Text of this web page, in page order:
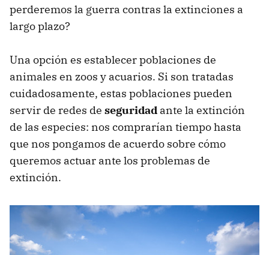
perderemos la guerra contras la extinciones a
largo plazo?
Una opción es establecer poblaciones de
animales en zoos y acuarios. Si son tratadas
cuidadosamente, estas poblaciones pueden
servir de redes de seguridad ante la extinción
de las especies: nos comprarían tiempo hasta
que nos pongamos de acuerdo sobre cómo
queremos actuar ante los problemas de
extinción.